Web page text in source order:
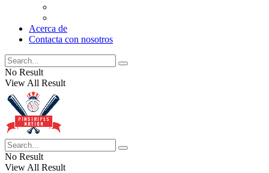
Acerca de
Contacta con nosotros
No Result
View All Result
No Result
View All Result